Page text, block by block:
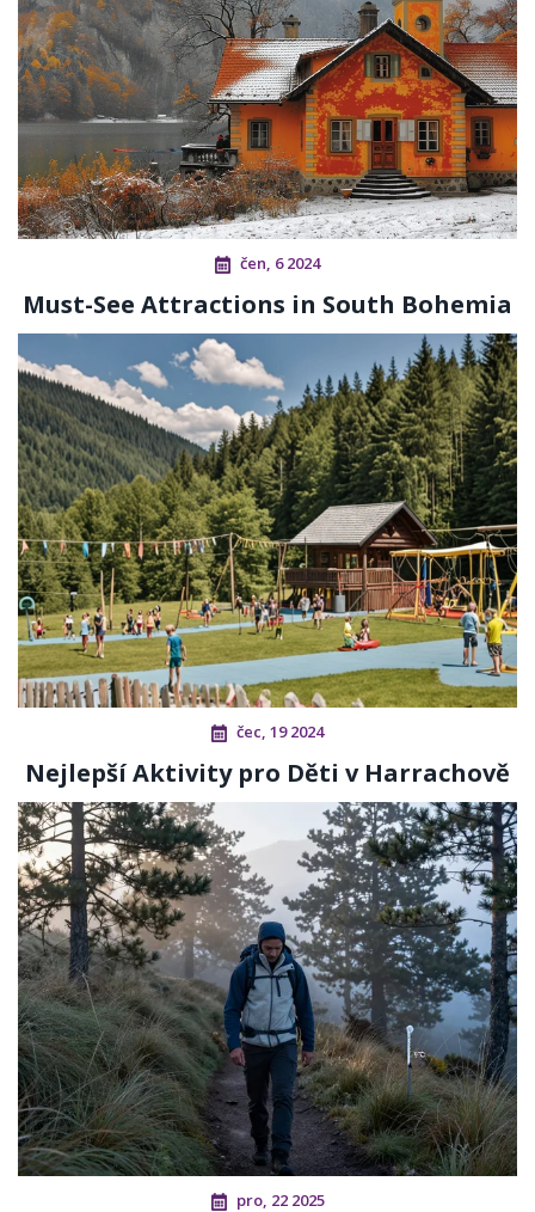
čen, 6 2024
Must-See Attractions in South Bohemia
čec, 19 2024
Nejlepší Aktivity pro Děti v Harrachově
pro, 22 2025